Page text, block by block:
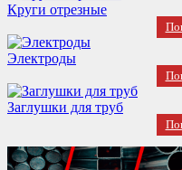
Круги отрезные
Электроды
Заглушки для труб